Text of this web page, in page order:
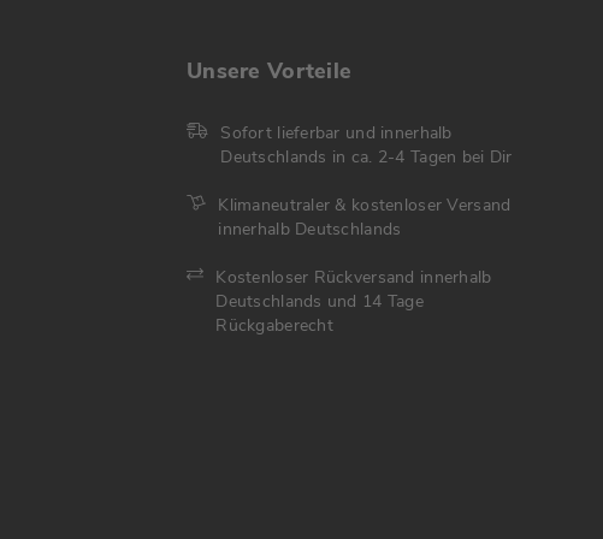
Unsere Vorteile
Sofort lieferbar und innerhalb
Deutschlands in ca. 2-4 Tagen bei Dir
Klimaneutraler & kostenloser Versand
innerhalb Deutschlands
Kostenloser Rückversand innerhalb
Deutschlands und 14 Tage
Rückgaberecht